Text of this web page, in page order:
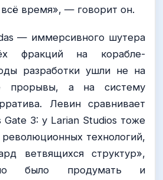
всё время», — говорит он.
— иммерсивного шутера
фракций на корабле-
разработки ушли не на
прорывы, а на систему
Левин сравнивает
Gate 3: у Larian Studios тоже
технологий,
ветвящихся структур»,
было продумать и